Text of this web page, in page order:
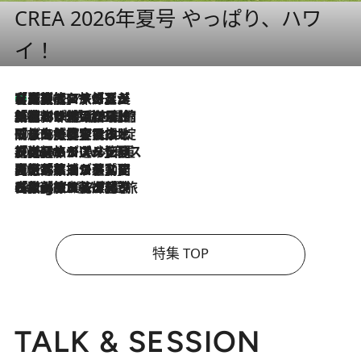
CREA 2026年夏号 やっぱり、ハワ
イ！
2026.8.7
【厳選旅コスメ】「多機能アイテムがメイン！」旅好き美容エディターが選んだ夏旅ベストコスメを発表【Mサイズジップ】
2026.8.6
「荷物が増えるほど旅ストレスは増す」美容ジャーナリストがたどり着いた最終結論。“化粧品を劇的に減らす”感動の凝縮美容とは
2026.8.6
「旅先には金髪ウィッグを持参」日本と同じメイクでは損してる!? 美容ジャーナリストが提案する“掟破りの旅美容”とは
2026.8.6
【厳選旅コスメ】「身軽さ＆UV対策重視！」ヘアアーティストshucoが選んだ夏旅ベストコスメを発表【Mサイズジップ】
2026.8.5
【厳選旅コスメ】国内をあちこち移動する河井菜摘が選んだ夏旅ベストコスメ発表！「リラックスアイテムはマスト」【Mサイズジップ】
2026.8.4
【厳選旅コスメ】「紫外線＆乾燥対策しながらメイク感も！」ヘア＆メイクGeorgeが選んだ夏旅ベストコスメを発表！【Mサイズジップ】
特集 TOP
TALK & SESSION